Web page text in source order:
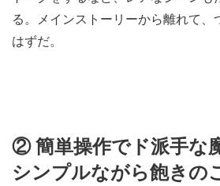
る。メインストーリーから離れて、
はずだ。
② 簡単操作でド派手な
シンプルながら飽きの